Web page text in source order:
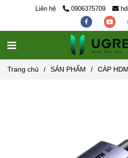
Liên hệ 0906375709
Trang chủ / SẢN PHẨM / CÁP